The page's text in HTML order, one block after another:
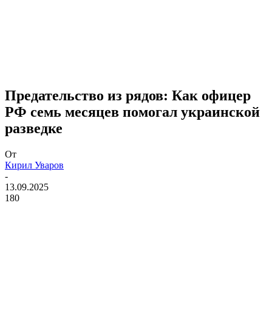
Предательство из рядов: Как офицер
РФ семь месяцев помогал украинской
разведке
От
Кирил Уваров
-
13.09.2025
180